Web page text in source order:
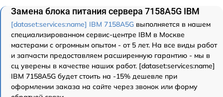
Замена блока питания сервера 7158A5G IBM
[dataset:services:name] IBM 7158A5G выполняется в нашем
специализированном сервис-центре IBM в Москве
мастерами с огромным опытом - от 5 лет. На все виды работ
и запчасти предоставляем расширенную гарантию - мы в
сц уверены в качестве наших работ. [dataset:services:name]
IBM 7158A5G будет стоить на -15% дешевле при
оформлении заказа на сайте через звонок или форму